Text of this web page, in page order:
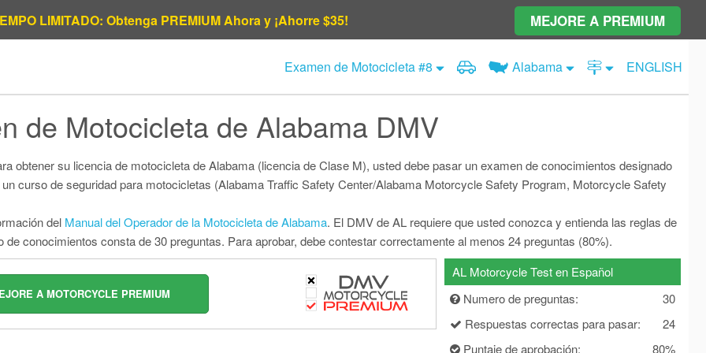
LIMITADO: Obtenga PREMIUM Ahora y ¡Ahorre $35! MEJORE A PREMIUM
Examen de Motocicleta #8 Alabama ENGLISH
Examen de Manejo
Examen de Motocicleta
Señales de Tránsito
Arkansas
Connecticut
Delaware
Columbia
Idaho
Illinois
Indiana
Iowa
Kansas
Kentucky
Louisiana
Maine
Maryland
Massachusetts
Michigan
Missouri
Montana
Nevada
New Hampshire
Examen de Motocicleta #7
Examen de Motocicleta #8
Examen de Motocicleta #9
Examen de Motocicleta #14
Examen de Motocicleta #16
Examen de Motocicleta #17
Examen de Motocicleta #18
Examen de Motocicleta #19
Examen de Motocicleta #20
de Motocicleta de Alabama DMV
obtener su licencia de motocicleta de Alabama (licencia de Clase M), usted debe pasar un examen de conocimientos designado
curso de seguridad para motocicletas (Alabama Traffic Safety Center/Alabama Motorcycle Safety Program, Motorcycle Safety
del Manual del Operador de la Motocicleta de Alabama. El DMV de AL requiere que usted conozca y entienda las reglas de
conocimientos consta de 30 preguntas. Para aprobar, debe contestar correctamente al menos 24 preguntas (80%).
A MOTORCYCLE PREMIUM
AL Motorcycle Test en Español
Numero de preguntas:
30
Respuestas correctas para pasar:
24
Puntaje de aprobación:
80%